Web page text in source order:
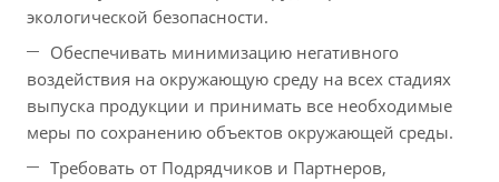
экологической безопасности.
Обеспечивать минимизацию негативного
воздействия на окружающую среду на всех стадиях
выпуска продукции и принимать все необходимые
меры по сохранению объектов окружающей среды.
Требовать от Подрядчиков и Партнеров,